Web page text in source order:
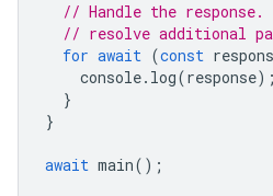
// Handle the
// resolve additional
for await (const
console. log(response);
}
}
await main();